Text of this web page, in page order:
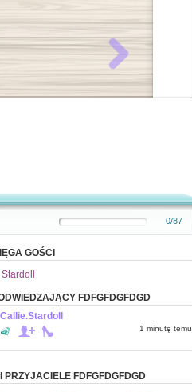
0/87
GOŚCI
FDFGFDGFDGD
Callie.Stardoll
1 minutę temu
PRZYJACIELE FDFGFDGFDGD